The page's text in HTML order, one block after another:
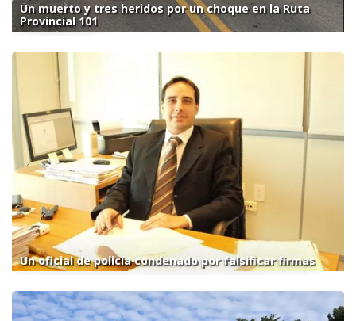
Un muerto y tres heridos por un choque en la Ruta
Provincial 101
Un oficial de policía condenado por falsificar firmas